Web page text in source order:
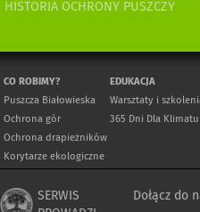
HISTORIA OCHRONY PUSZCZY
CO ROBIMY?
Puszcza Białowieska
Ochrona gór
Ochrona drapieżników
Korytarze ekologiczne
EDUKACJA
Warsztaty i
365 Dni Dla Klimatu
SERWIS
Dołącz do